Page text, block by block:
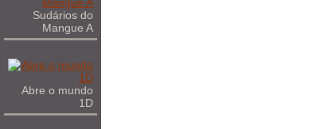
Sudários do
Mangue A
Abre o mundo
1D